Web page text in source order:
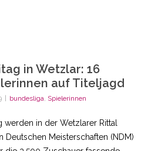
in Wetzlar: 16
auf Titeljagd
bundesliga, Spielerinnen
werden in der Wetzlarer Rittal
Deutschen Meisterschaften (NDM)